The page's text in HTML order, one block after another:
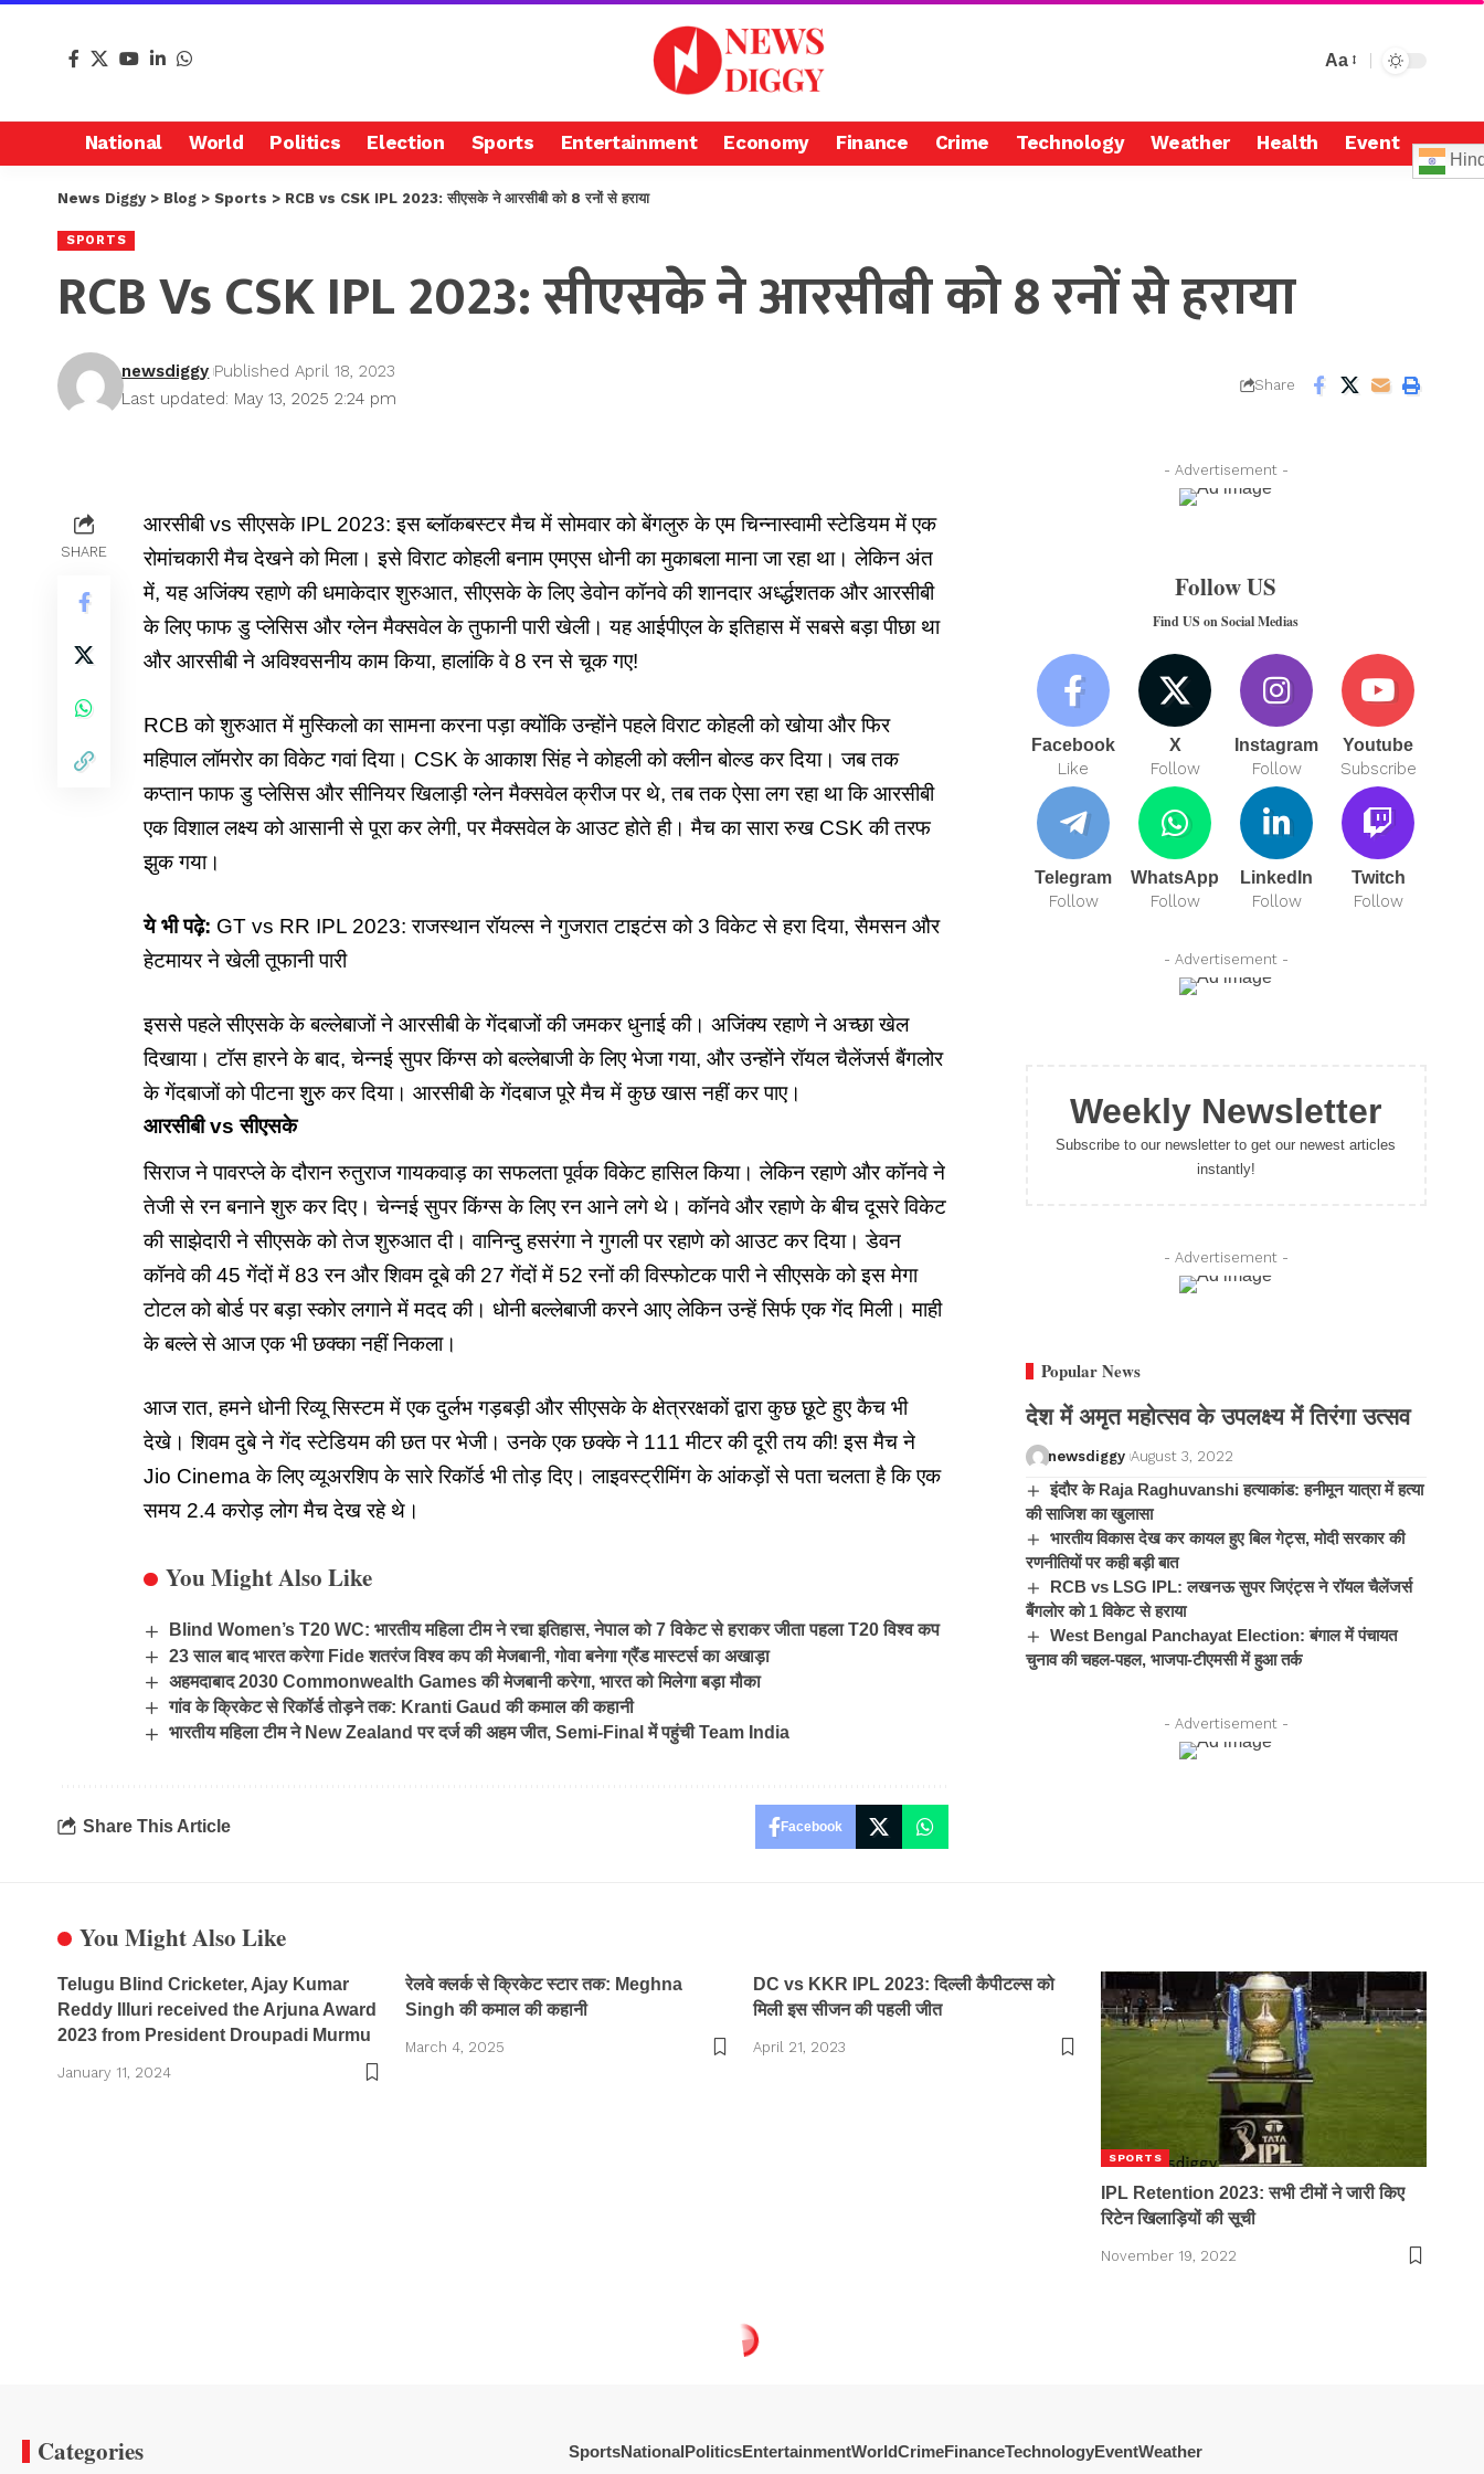
Aa
National World Politics Election Sports Entertainment Economy Finance Crime Technology Weather Health Event
News Diggy> Blog > Sports > RCB vs CSK IPL 2023: सीएसके ने आरसीबी को 8 रनों से हराया
SPORTS
RCB Vs CSK IPL 2023: सीएसके ने आरसीबी को 8 रनों से हराया
Last updated: May 13, 2025 2:24 pm
newsdiggy Published April 18, 2023
Share
SHARE
आरसीबी vs सीएसके IPL 2023: इस ब्लॉकबस्टर मैच में सोमवार को बेंगलुरु के एम चिन्नास्वामी स्टेडियम में एक
रोमांचकारी मैच देखने को मिला। इसे विराट कोहली बनाम एमएस धोनी का मुकाबला माना जा रहा था। लेकिन अंत
में, यह अजिंक्य रहाणे की धमाकेदार शुरुआत, सीएसके के लिए डेवोन कॉनवे की शानदार अर्ध्द्धशतक और आरसीबी
के लिए फाफ डु प्लेसिस और ग्लेन मैक्सवेल के तुफानी पारी खेली। यह आईपीएल के इतिहास में सबसे बड़ा पीछा था
और आरसीबी ने अविश्वसनीय काम किया, हालांकि वे 8 रन से चूक गए!
RCB को शुरुआत में मुस्किलो का सामना करना पड़ा क्योंकि उन्होंने पहले विराट कोहली को खोया और फिर
महिपाल लॉमरोर का विकेट गवां दिया। CSK के आकाश सिंह ने कोहली को क्लीन बोल्ड कर दिया। जब तक
कप्तान फाफ डु प्लेसिस और सीनियर खिलाड़ी ग्लेन मैक्सवेल क्रीज पर थे, तब तक ऐसा लग रहा था कि आरसीबी
एक विशाल लक्ष्य को आसानी से पूरा कर लेगी, पर मैक्सवेल के आउट होते ही। मैच का सारा रुख CSK की तरफ
झुक गया।
ये भी पढ़े: GT vs RR IPL 2023: राजस्थान रॉयल्स ने गुजरात टाइटंस को 3 विकेट से हरा दिया, सैमसन और
हेटमायर ने खेली तूफानी पारी
इससे पहले सीएसके के बल्लेबाजों ने आरसीबी के गेंदबाजों की जमकर धुनाई की। अजिंक्य रहाणे ने अच्छा खेल
दिखाया। टॉस हारने के बाद, चेन्नई सुपर किंग्स को बल्लेबाजी के लिए भेजा गया, और उन्होंने रॉयल चैलेंजर्स बैंगलोर
के गेंदबाजों को पीटना शुुरु कर दिया। आरसीबीके गेंदबाज पूरेे मैच में कुछ खास नहीं कर पाए।
आरसीबी vs सीएसके
सिराज ने पावरप्ले के दौरान रुतुराज गायकवाड़ का सफलता पूर्वक विकेट हासिल किया। लेकिन रहाणे और कॉनवे ने
तेजी से रन बनाने शुरु कर दिए। चेन्नई सुपर किंग्स के लिए रन आने लगे थे। कॉनवे और रहाणे के बीच दूसरे विकेट
की साझेदारी ने सीएसके को तेज शुरुआत दी। वानिन्दु हसरंगा ने गुगली पर रहाणे को आउट कर दिया। डेवन
कॉनवे की 45 गेंदों में 83 रन और शिवम दूबे की 27 गेंदों में 52 रनों की विस्फोटक पारी ने सीएसके को इस मेगा
टोटल को बोर्ड पर बड़ा स्कोर लगाने में मदद की। धोनी बल्लेबाजी करने आए लेकिन उन्हें सिर्फ एक गेंद मिली। माही
के बल्ले से आज एक भी छक्का नहीं निकला।
आज रात, हमने धोनी रिव्यू सिस्टम में एक दुर्लभ गड़बड़ी औरसीएसकेके क्षेत्ररक्षकों द्वारा कुछ छूटे हुए कैच भी
देखे। शिवम दुबे ने गेंद स्टेडियम की छत पर भेजी। उनके एक छक्के ने 111 मीटर की दूरी तय की! इस मैच ने
Jio Cinema के लिए व्यूअरशिप के सारे रिकॉर्ड भी तोड़ दिए। लाइवस्ट्रीमिंग के आंकड़ों से पता चलता है कि एक
समय 2.4 करोड़ लोग मैच देख रहे थे।
You Might Also Like
Blind Women’s T20 WC: भारतीय महिला टीम ने रचा इतिहास, नेपाल को 7 विकेट से हराकर जीता पहला T20 विश्व कप
23 साल बाद भारत करेगा Fide शतरंज विश्व कप की मेजबानी, गोवा बनेगा ग्रैंड मास्टर्स का अखाड़ा
अहमदाबाद 2030 Commonwealth Games की मेजबानी करेगा, भारत को मिलेगा बड़ा मौका
गांव के क्रिकेट से रिकॉर्ड तोड़ने तक: Kranti Gaud की कमाल की कहानी
भारतीय महिला टीम ने New Zealand पर दर्ज की अहम जीत, Semi-Final में पहुंची Team India
Share This Article Facebook
- Advertisement -
Follow US
Find US on Social Medias
Facebook
Like
X
Follow
Instagram
Follow
Youtube
Subscribe
Telegram
Follow
WhatsApp
Follow
LinkedIn
Follow
Twitch
Follow
- Advertisement -
Weekly Newsletter
Subscribe to our newsletter to get our newest articles
instantly!
- Advertisement -
Popular News
देश में अमृत महोत्सव के उपलक्ष्य में तिरंगा उत्सव
newsdiggy August 3, 2022
इंदौर के Raja Raghuvanshi हत्याकांड: हनीमून यात्रा में हत्या
की साजिश का खुलासा
भारतीय विकास देख कर कायल हुए बिल गेट्स, मोदी सरकार की
रणनीतियों पर कही बड़ी बात
RCB vs LSG IPL: लखनऊ सुपर जिएंट्स ने रॉयल चैलेंजर्स
बैंगलोर को 1 विकेट से हराया
West Bengal Panchayat Election: बंगाल में पंचायत
चुनाव की चहल-पहल, भाजपा-टीएमसी में हुआ तर्क
- Advertisement -
You Might Also Like
Telugu Blind Cricketer, Ajay Kumar
Reddy Illuri received the Arjuna Award
2023 from President Droupadi Murmu
January 11, 2024
रेलवे क्लर्क से क्रिकेट स्टार तक: Meghna
Singh की कमाल की कहानी
March 4, 2025
DC vs KKR IPL 2023: दिल्ली कैपीटल्स को
मिली इस सीजन की पहली जीत
April 21, 2023
SPORTS
IPL Retention 2023: सभी टीमों ने जारी किए
रिटेन खिलाड़ियों की सूची
November 19, 2022
Categories SportsNationalPoliticsEntertainmentWorldCrimeFinanceTechnologyEventWeather